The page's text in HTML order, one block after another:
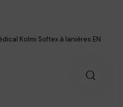
Kolmi Softex à lanières EN